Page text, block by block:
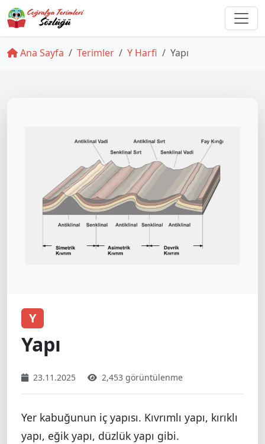
Ana Sayfa Terimler Y Harfi Yapı
Y
Yapı
23.11.2025 2,453 görüntülenme
Yer kabuğunun iç yapısı. Kıvrımlı yapı, kırıklı
yapı, eğik yapı, düzlük yapı gibi.